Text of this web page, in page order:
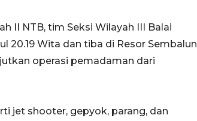
II NTB, tim Seksi Wilayah III Balai
20.19 Wita dan tiba di Resor Sembalun
operasi pemadaman dari
jet shooter, gepyok, parang, dan